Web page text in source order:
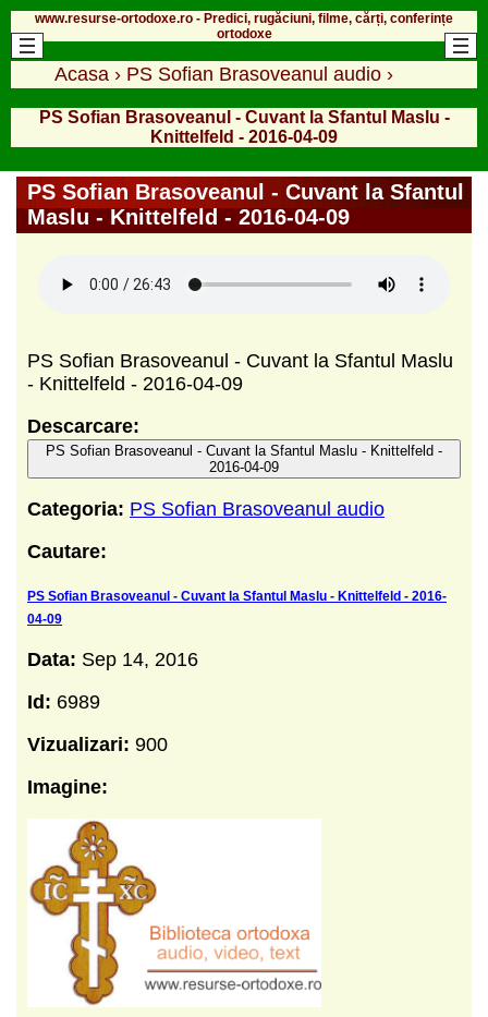
www.resurse-ortodoxe.ro - Predici, rugăciuni, filme, cărți, conferințe
ortodoxe
Acasa › PS Sofian Brasoveanul audio ›
PS Sofian Brasoveanul - Cuvant la Sfantul Maslu -
Knittelfeld - 2016-04-09
PS Sofian Brasoveanul - Cuvant la Sfantul
Maslu - Knittelfeld - 2016-04-09
PS Sofian Brasoveanul - Cuvant la Sfantul Maslu
- Knittelfeld - 2016-04-09
Descarcare:
PS Sofian Brasoveanul - Cuvant la Sfantul Maslu - Knittelfeld -
2016-04-09
Categoria: PS Sofian Brasoveanul audio
Cautare:
PS Sofian Brasoveanul - Cuvant la Sfantul Maslu - Knittelfeld - 2016-
04-09
Data: Sep 14, 2016
Id: 6989
Vizualizari: 900
Imagine: